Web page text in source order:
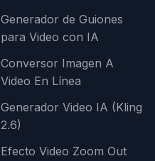
Generador de Guiones
para Video con IA
Conversor Imagen A
Video En Línea
Generador Video IA (Kling
2.6)
Efecto Video Zoom Out